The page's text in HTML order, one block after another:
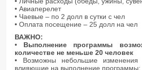
• Авиаперелет
• Чаевые – по 2 долл в сутки с чел
• Оплата посещение – 25 долл на чел
ВАЖНО:
• Выполнение программы
количестве не меньше 20 человек
• Возможны небольшие
влияющие на выполнение программы;